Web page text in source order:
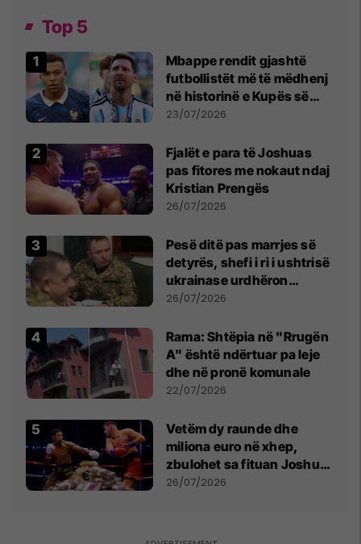
Top 5
Mbappe rendit gjashtë
futbollistët më të mëdhenj
në historinë e Kupës së
Botës, Messi mbetet i dyti
23/07/2026
Fjalët e para të Joshuas
pas fitores me nokaut ndaj
Kristian Prengës
26/07/2026
Pesë ditë pas marrjes së
detyrës, shefi i ri i ushtrisë
ukrainase urdhëron
kontroll të madh
26/07/2026
Rama: Shtëpia në "Rrugën
A" është ndërtuar pa leje
dhe në pronë komunale
22/07/2026
Vetëm dy raunde dhe
miliona euro në xhep,
zbulohet sa fituan Joshua
e Prenga
26/07/2026